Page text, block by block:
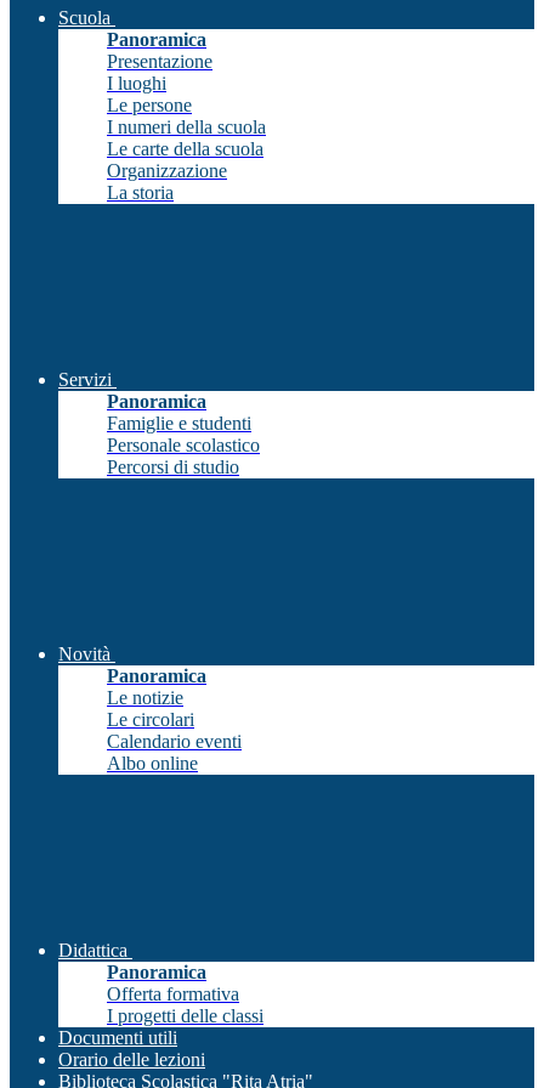
Scuola
Panoramica
Presentazione
I luoghi
Le persone
I numeri della scuola
Le carte della scuola
Organizzazione
La storia
Servizi
Panoramica
Famiglie e studenti
Personale scolastico
Percorsi di studio
Novità
Panoramica
Le notizie
Le circolari
Calendario eventi
Albo online
Didattica
Panoramica
Offerta formativa
I progetti delle classi
Documenti utili
Orario delle lezioni
Biblioteca Scolastica "Rita Atria"